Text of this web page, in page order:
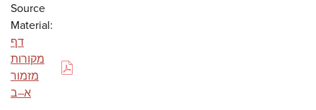
Source
Material:
דף
מקורות
מזמור
א–ב
(PDF)